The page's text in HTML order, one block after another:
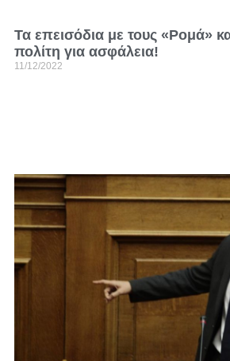
Τα επεισόδια με τους «Ρομά»
πολίτη για ασφάλεια!
11/12/2022